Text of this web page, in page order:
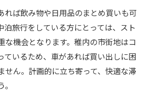
れば飲み物や日用品のまとめ買いも可
泊旅行をしている方にとっては、スト
な機会となります。稚内の市街地はコ
ているため、車があれば買い出しに困
せん。計画的に立ち寄って、快適な滞